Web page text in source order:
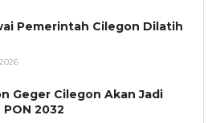
Pemerintah Cilegon Dilatih
Geger Cilegon Akan Jadi
2032